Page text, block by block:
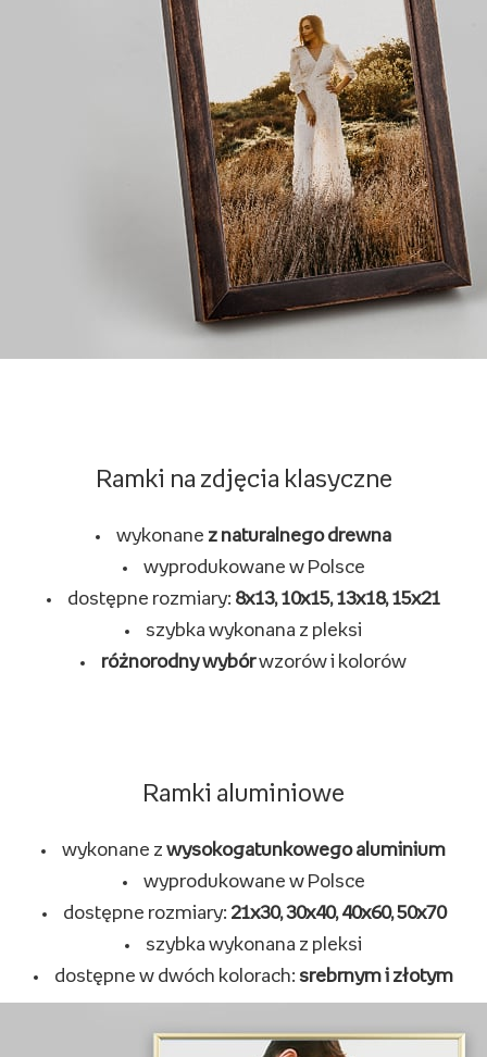
Ramki na zdjęcia klasyczne
wykonane z naturalnego drewna
wyprodukowane w Polsce
dostępne rozmiary: 8x13, 10x15, 13x18, 15x21
szybka wykonana z pleksi
różnorodny wybórwzorów i kolorów
Ramki aluminiowe
wykonane z wysokogatunkowego aluminium
wyprodukowane w Polsce
dostępne rozmiary: 21x30, 30x40, 40x60, 50x70
szybka wykonana z pleksi
dostępne w dwóch kolorach: srebrnym i złotym